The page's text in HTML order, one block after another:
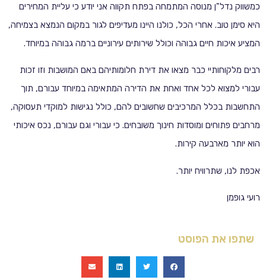
כמשווק נדל"ן מנוסה המתמחה בפתח תקווה אני יודע כי עליית המחירים
היא סימן טוב. אחרי הכל, כולנו היינו מעדיפים לגור במקום הנמצא בצמיחה,
המציע איכות חיים גבוהה וכולל שירותים עירוניים ברמה גבוהה במיוחד.
רבים מלקוחותיי כבר מצאו את דירת חלומותיהם באם המושבות וזו זכות
עבורי למצוא לכל אחד ואחת את הדירה המתאימה במיוחד עבורם, תוך
התחשבות בכלל המרכיבים שחשובים להם, כולל נגישות למוקדי תעסוקה,
מרחבים פתוחים ומוסדות חינוך משובחים. כי עבורי וגם עבורם, נכס איכותי
הוא יותר מארבעה קירות.
אכפת לנו, שתרוויח יותר.
רועי גופמן
שתפו את הפוסט